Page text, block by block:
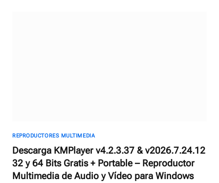
REPRODUCTORES MULTIMEDIA
Descarga KMPlayer v4.2.3.37 & v2026.7.24.12
32 y 64 Bits Gratis + Portable – Reproductor
Multimedia de Audio y Vídeo para Windows